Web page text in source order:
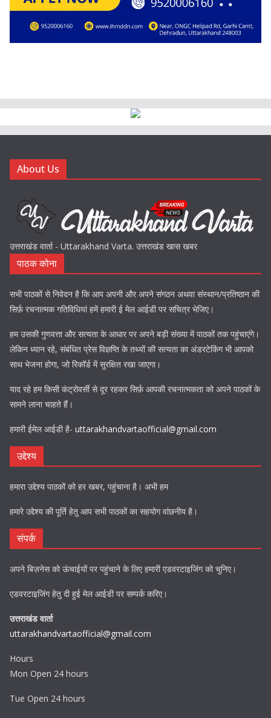
About Us
उत्तराखंड वार्ता - Uttarakhand Varta. उत्तराखंड खास खबर
पाठक कोना
सभी पाठकों से निवेदन है कि आप अपनी और अपने संगठन अथवा संस्थान/प्रतिष्ठान की
सिर्फ़ रचनात्मक गतिविधियां हमें हमारी ई मेल आईडी पर सचित्र भेजिए।
हम उसकी गुणवत्ता और सत्यता के आधार पर अपने बड़ी संख्या में पाठकों तक पहुंचाएंगे।
लेकिन ध्यान रहे, संबंधित प्रेस विज्ञप्ति के तथ्यों की सत्यता का अंडरटेकिंग भी आपको
साथ भेजना होगा, जो रिकॉर्ड में सुरक्षित रखा जाएगा।
याद रहे हम किसी कंट्रोवर्सी से दूर रहकर सिर्फ़ आपकी रचनात्मकता को अपने पाठकों के
सामने लाना चाहते हैं।
हमारी ईमेल आईडी है- uttarakhandvartaofficial@gmail.com
उद्देश्य
हमारा उद्देश्य पाठकों को हर खबर, पहुंचाना है। अभी हम
हमारे उद्देश्य की पूर्ति हेतु आप सभी पाठकों का सहयोग वांछनीय है।
संपर्क
अपने बिज़नेस को ऊंचाईयों पर पहुंचाने के लिए हमारी एडवरटाइजिंग को चुनिए।
एडवरटाइजिंग हेतु दी हुई मेल आईडी पर सम्पर्क करिए।
उत्तराखंड वार्ता
uttarakhandvartaofficial@gmail.com
Hours
Mon Open 24 hours
Tue Open 24 hours